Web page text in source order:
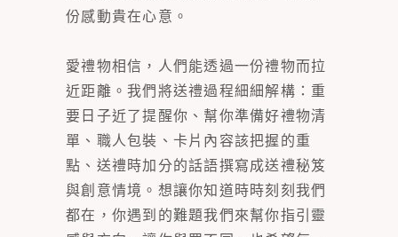
份感動貴在心意。
愛禮物相信，人們能透過一份禮物而拉
近距離。我們將送禮過程細細解構：重
要日子近了提醒你、幫你準備好禮物清
單、職人包裝、卡片內容該把握的重
點、送禮時加分的話語撰寫成送禮秘笈
與創意情境。想讓你知道時時刻刻我們
都在，你遇到的難題我們來幫你指引靈